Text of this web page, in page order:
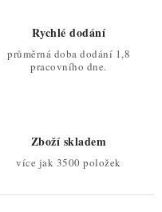
Rychlé dodání
průměrná doba dodání 1,8
pracovního dne.
Zboží skladem
více jak 3500 položek